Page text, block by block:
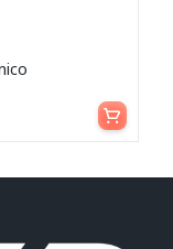
Aggiungi al carrello